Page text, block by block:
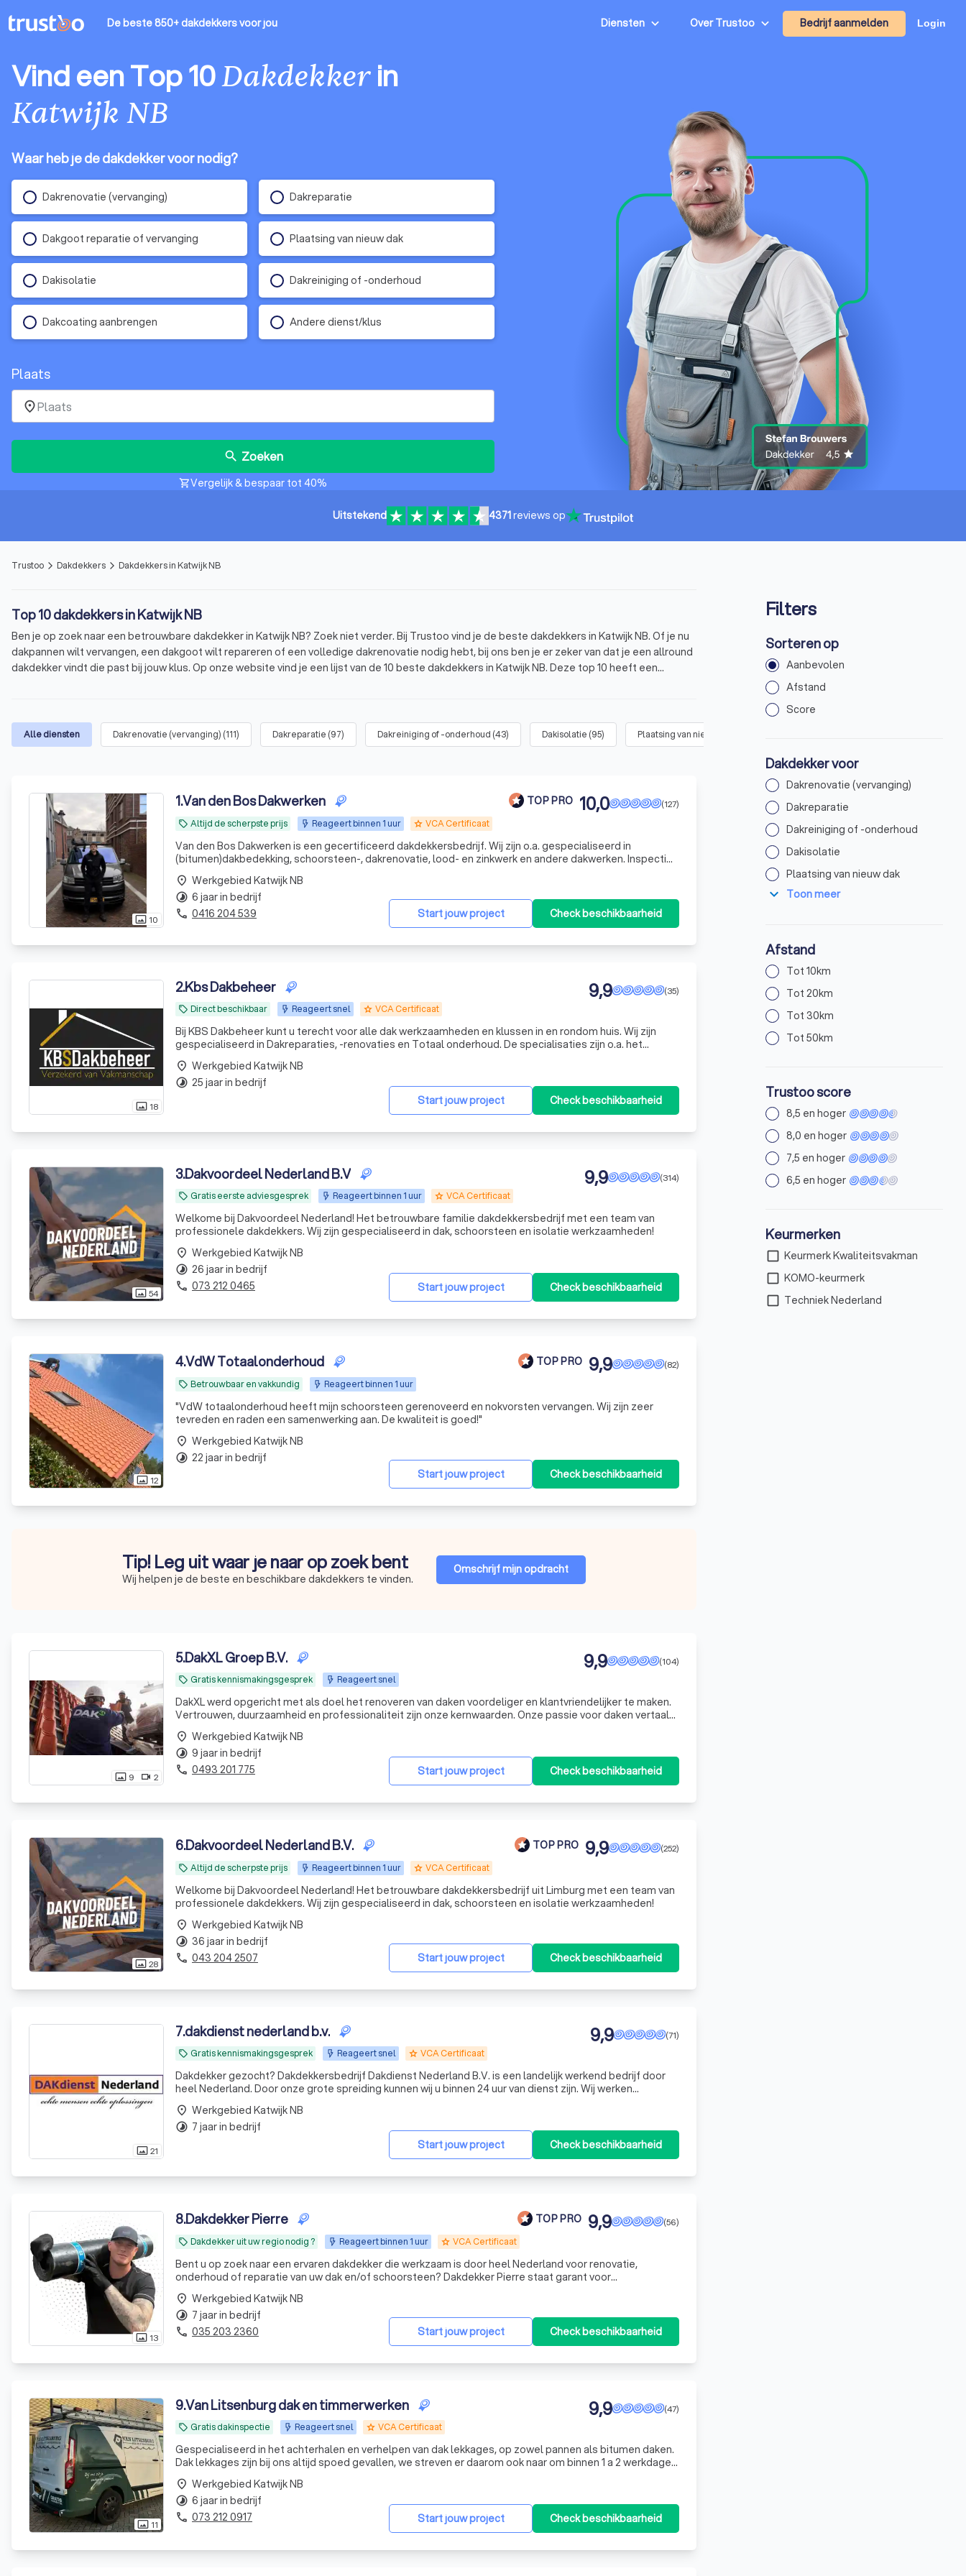
De beste 850+ dakdekkersvoor jou Diensten Over Trustoo Bedrijf aanmelden Login
Vind een Top 10Dakdekkerin
Katwijk NB
Waar heb je de dakdekker voor nodig?
Dakrenovatie (vervanging) Dakreparatie
Dakgoot reparatie of vervanging Plaatsing van nieuw dak
Dakisolatie Dakreiniging of -onderhoud
Dakcoating aanbrengen Andere dienst/klus
Plaats
place
search Zoeken
shopping_cartVergelijk & bespaar tot 40%
Uitstekend 4371reviews op
Trustoo arrow_forward_ios Dakdekkers arrow_forward_ios Dakdekkers in Katwijk NB
Top 10 dakdekkers in Katwijk NB
Ben je op zoek naar een betrouwbare dakdekker in Katwijk NB? Zoek niet verder. Bij Trustoo vind je de beste dakdekkers in Katwijk NB. Of je nu
dakpannen wilt vervangen, een dakgoot wilt repareren of een volledige dakrenovatie nodig hebt, bij ons ben je er zeker van dat je een allround
dakdekker vindt die past bij jouw klus. Op onze website vind je een lijst van de 10 beste dakdekkers in Katwijk NB. Deze top 10 heeft een
Waarom een professionele dakdekker in Katwijk NB?
Alle diensten Dakrenovatie (vervanging) (111) Dakreparatie (97) Dakreiniging of -onderhoud (43) Dakisolatie (95) Plaatsing van nieuw dak
photo_size_select_actual 10
1.Van den Bos Dakwerken TOP PRO
local_offer Altijd de scherpste prijs Reageert binnen 1 uur grade VCA Certificaat
(127)
10,0
Van den Bos Dakwerken is een gecertificeerd dakdekkersbedrijf. Wij zijn o.a. gespecialiseerd in
(bitumen)dakbedekking, schoorsteen-, dakrenovatie, lood- en zinkwerk en andere dakwerken. Inspectie
is altijd GRATIS en de offerte vrijblijvend. Bij ons staat kwaliteit en klanttevredenheid altijd op de e
Start jouw project Check beschikbaarheid
place Werkgebied Katwijk NB
timelapse 6 jaar in bedrijf
phone 0416 204 539
photo_size_select_actual 18
2.Kbs Dakbeheer
local_offer Direct beschikbaar Reageert snel grade VCA Certificaat
(35)
9,9
Bij KBS Dakbeheer kunt u terecht voor alle dak werkzaamheden en klussen in en rondom huis. Wij zijn
gespecialiseerd in Dakreparaties, -renovaties en Totaal onderhoud. De specialisaties zijn o.a. het
leveren en aanbrengen van Bitumen en complete Pannen daken vernieuwen. Maar ook het vernieuwen
van s
Start jouw project Check beschikbaarheid
place Werkgebied Katwijk NB
timelapse 25 jaar in bedrijf
photo_size_select_actual54
3.Dakvoordeel Nederland B.V
local_offer Gratis eerste adviesgesprek Reageert binnen 1 uur grade VCA Certificaat
(314)
9,9
Welkome bij Dakvoordeel Nederland! Het betrouwbare familie dakdekkersbedrijf met een team van
professionele dakdekkers. Wij zijn gespecialiseerd in dak, schoorsteen en isolatie werkzaamheden!
Start jouw project Check beschikbaarheid
place Werkgebied Katwijk NB
timelapse 26 jaar in bedrijf
phone 073 212 0465
photo_size_select_actual 12
4.VdW Totaalonderhoud TOP PRO
local_offer Betrouwbaar en vakkundig Reageert binnen 1 uur
(82)
9,9
"VdW totaalonderhoud heeft mijn schoorsteen gerenoveerd en nokvorsten vervangen. Wij zijn zeer
tevreden en raden een samenwerking aan. De kwaliteit is goed!"
Start jouw project Check beschikbaarheid
place Werkgebied Katwijk NB
timelapse 22 jaar in bedrijf
Tip! Leg uit waar je naar op zoek bent
Wij helpen je de beste en beschikbare dakdekkers te vinden.
Omschrijf mijn opdracht
photo_size_select_actual 9 videocam 2
5.DakXL Groep B.V.
local_offer Gratis kennismakingsgesprek Reageert snel
(104)
9,9
DakXL werd opgericht met als doel het renoveren van daken voordeliger en klantvriendelijker te maken.
Vertrouwen, duurzaamheid en professionaliteit zijn onze kernwaarden. Onze passie voor daken vertaalt
zich al gauw in het persoonlijke contact dat wij onderhouden met klanten. Wij denken mee tijdens
Start jouw project Check beschikbaarheid
place Werkgebied Katwijk NB
timelapse 9 jaar in bedrijf
phone 0493 201 775
photo_size_select_actual28
6. Dakvoordeel Nederland B.V. TOP PRO
local_offer Altijd de scherpste prijs Reageert binnen 1 uur grade VCA Certificaat
(252)
9,9
Welkome bij Dakvoordeel Nederland! Het betrouwbare dakdekkersbedrijf uit Limburg met een team van
professionele dakdekkers. Wij zijn gespecialiseerd in dak, schoorsteen en isolatie werkzaamheden!
Start jouw project Check beschikbaarheid
place Werkgebied Katwijk NB
timelapse 36 jaar in bedrijf
phone 043 204 2507
photo_size_select_actual21
7.dakdienst nederland b.v.
local_offer Gratis kennismakingsgesprek Reageert snel grade VCA Certificaat
(71)
9,9
Dakdekker gezocht? Dakdekkersbedrijf Dakdienst Nederland B.V. is een landelijk werkend bedrijf door
heel Nederland. Door onze grote spreiding kunnen wij u binnen 24 uur van dienst zijn. Wij werken
uitsluitend met hoge kwaliteitsproducten en opgeleide en ervaren dakdekkersbedrijf voor uw dak
reparati
Start jouw project Check beschikbaarheid
place Werkgebied Katwijk NB
timelapse 7 jaar in bedrijf
photo_size_select_actual 13
8.Dakdekker Pierre TOP PRO
local_offer Dakdekker uit uw regio nodig ? Reageert binnen 1 uur grade VCA Certificaat
(56)
9,9
Bent u op zoek naar een ervaren dakdekker die werkzaam is door heel Nederland voor renovatie,
onderhoud of reparatie van uw dak en/of schoorsteen? Dakdekker Pierre staat garant voor
vakmanschap, kwaliteit en snelle service bij alle werkzaamheden op het dak. Vraag vandaag nog
vrijblijvend een gratis
Start jouw project
Check beschikbaarheid
place Werkgebied Katwijk NB
timelapse 7 jaar in bedrijf
phone 035 203 2360
photo_size_select_actual 11
9.Van Litsenburg dak en timmerwerken
local_offer Gratis dakinspectie Reageert snel grade VCA Certificaat
(47)
9,9
Gespecialiseerd in het achterhalen en verhelpen van dak lekkages, op zowel pannen als bitumen daken.
Dak lekkages zijn bij ons altijd spoed gevallen, we streven er daarom ook naar om binnen 1 a 2 werkdagen
langs te komen en gelijk een noodreparatie uit te voeren.
Start jouw project Check beschikbaarheid
place Werkgebied Katwijk NB
timelapse 6 jaar in bedrijf
phone 073 212 0917
Filters
Sorteren op
Aanbevolen
Afstand
Score
Dakdekker voor
Dakrenovatie (vervanging)
Dakreparatie
Dakreiniging of -onderhoud
Dakisolatie
Plaatsing van nieuw dak
expand_more Toon meer
Afstand
Tot 10km
Tot 20km
Tot 30km
Tot 50km
Trustoo score
8,5 en hoger
8,0 en hoger
7,5 en hoger
6,5 en hoger
Keurmerken
check_box_outline_blank Keurmerk Kwaliteitsvakman
check_box_outline_blank KOMO-keurmerk
check_box_outline_blank Techniek Nederland